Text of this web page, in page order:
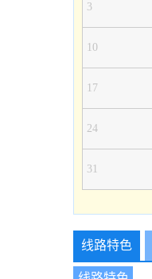
3
10
17
24
31
线路特色